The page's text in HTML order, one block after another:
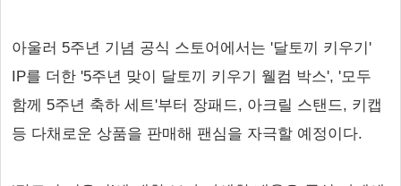
아울러 5주년 기념 공식 스토어에서는 '달토끼 키우기'
IP를 더한 '5주년 맞이 달토끼 키우기 웰컴 박스', '모두
함께 5주년 축하 세트'부터 장패드, 아크릴 스탠드, 키캡
등 다채로운 상품을 판매해 팬심을 자극할 예정이다.